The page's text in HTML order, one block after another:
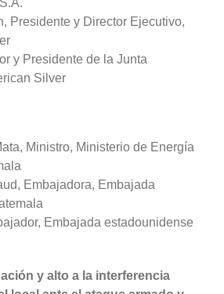
Presidente y Director Ejecutivo,
y Presidente de la Junta
Silver
Ministro, Ministerio de Energía
Embajadora, Embajada
Embajada estadounidense
y alto a la interferencia